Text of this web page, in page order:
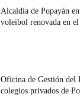
Alcaldía de Popayán
voleibol renovada en
Oficina de Gestión del
colegios privados de